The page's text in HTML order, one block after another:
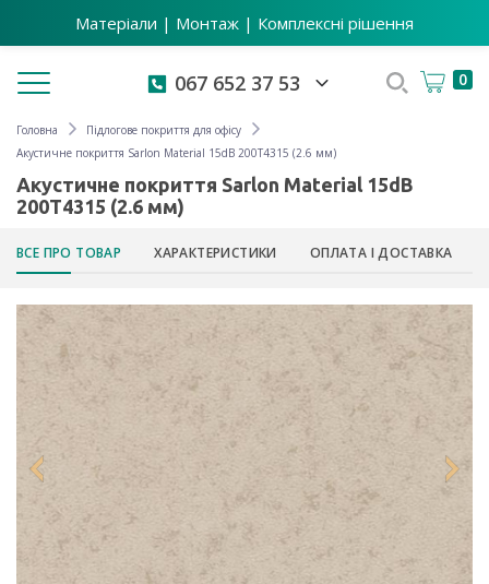
Матеріали | Монтаж | Комплексні рішення
Toggle navigation 067 652 37 53 0
Головна
Підлогове покриття для офісу
Акустичне покриття Sarlon Material 15dB 200T4315 (2.6 мм)
Акустичне покриття Sarlon Material 15dB
200T4315 (2.6 мм)
ВСЕ ПРО ТОВАР ХАРАКТЕРИСТИКИ ОПЛАТА І ДОСТАВКА